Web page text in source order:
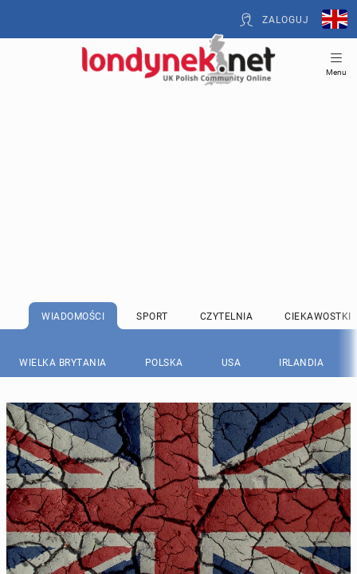
ZALOGUJ
Menu
WIADOMOŚCI SPORT CZYTELNIA CIEKAWOSTKI
WIELKA BRYTANIA POLSKA USA IRLANDIA